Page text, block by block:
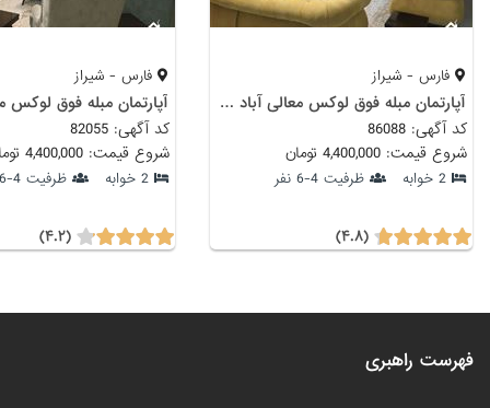
فارس - شیراز
آ‌پارتمان مبله فوق لوکس معالی آباد شیراز با سونا و جکوزی
کد آگهی: 86088
شروع قیمت: 4,400,000 تومان
2 خوابه ظرفیت 4-6 نفر
(۴.۸)
فارس - شیراز
کد آگهی: 82055
شروع قیمت: 4,400,000 تومان
2 خوابه ظرفیت 4-6 نفر
(۴.۲)
فهرست راهبری